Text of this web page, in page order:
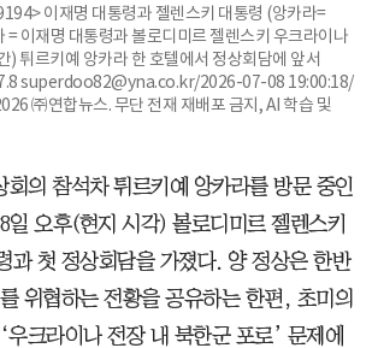
이재명 대통령과 젤렌스키 대통령 (앙카라=
= 이재명 대통령과 볼로디미르 젤렌스키 우크라이나
) 튀르키예 앙카라 한 호텔에서 정상회담에 앞서
superdoo82@yna.co.kr/2026-07-08 19:00:18/
㈜연합뉴스. 무단 전재 재배포 금지, AI 학습 및
의 참석차 튀르키예 앙카라를 방문 중인
일 오후(현지 시각) 볼로디미르 젤렌스키
과 첫 정상회담을 가졌다. 양 정상은 한반
위협하는 전황을 공유하는 한편, 초미의
우크라이나 전장 내 북한군 포로’ 문제에